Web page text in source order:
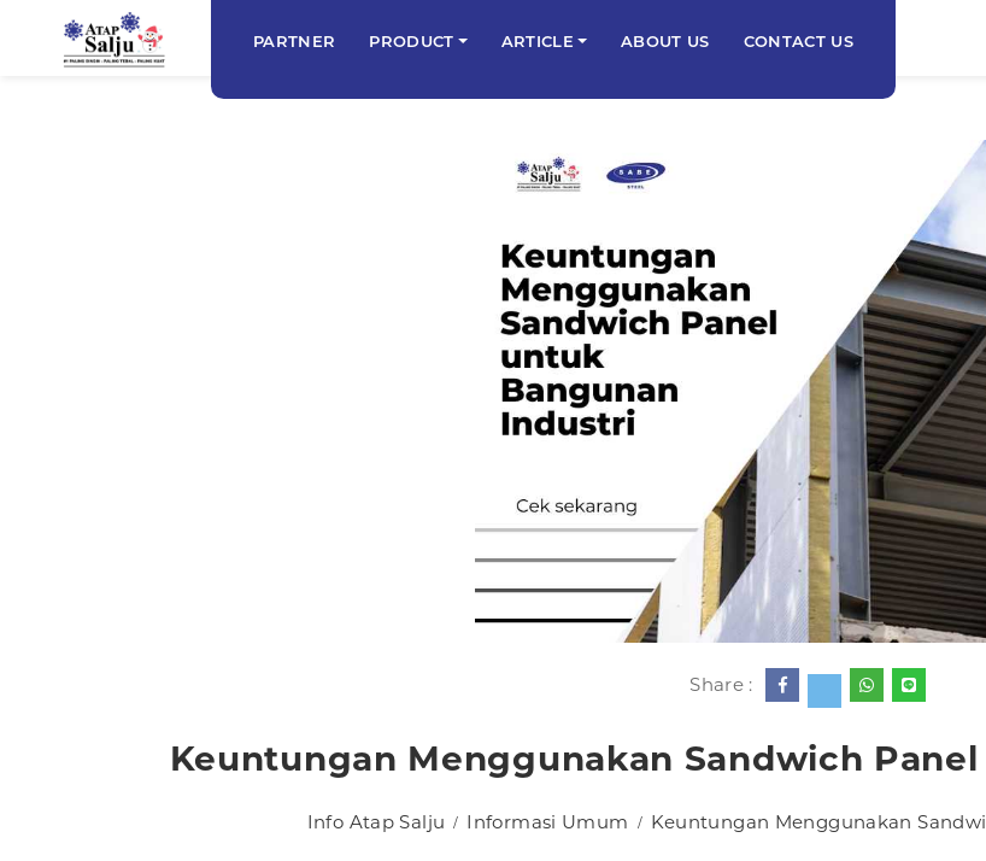
PARTNER PRODUCT ARTICLE ABOUT US CONTACT US
Share :
Keuntungan Menggunakan Sandwich
Info Atap Salju Informasi Umum Keuntungan Menggunakan